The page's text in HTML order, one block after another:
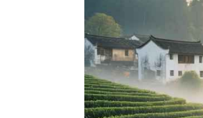
龙井村的茶室有一个很有意思的特点
己的住宅改一改，一楼做茶室、楼上住
龙井茶庄。你在这些地方喝茶，不会有
在龙井村路靠近牌坊的位置，有一家远
知道，值的是风景和氛围。有网友说，
环绕，光是坐着发呆就已经不虚此行了